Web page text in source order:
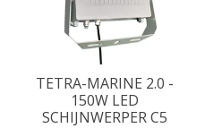
TETRA-MARINE 2.0 -
150W LED
SCHIJNWERPER C5